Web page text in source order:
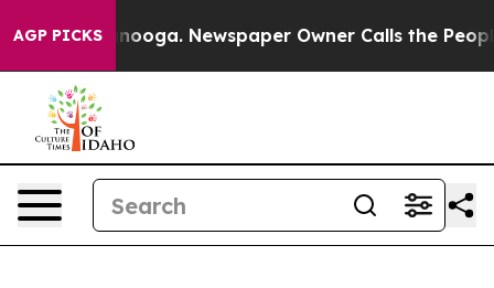
AGP PICKS
Chattanooga. Newspaper Owner Calls the People